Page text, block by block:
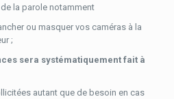
la parole notamment
ou masquer vos caméras à la
;
sera systématiquement fait à
autant que de besoin en cas